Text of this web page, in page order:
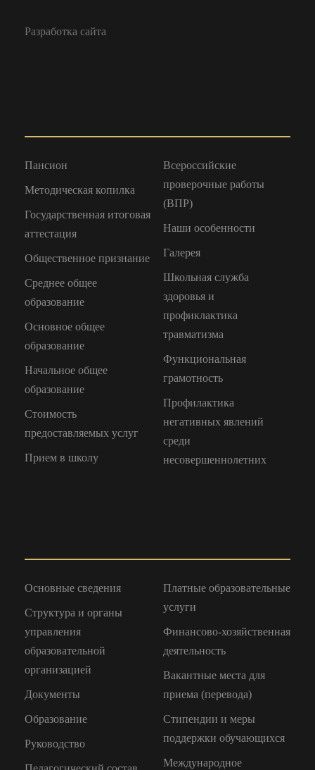
Разработка сайта
Пансион
Методическая копилка
Государственная итоговая
аттестация
Общественное признание
Среднее общее
образование
Основное общее
образование
Начальное общее
образование
Стоимость
предоставляемых услуг
Прием в школу
Всероссийские
проверочные работы
(ВПР)
Наши особенности
Галерея
Школьная служба
здоровья и
профиклактика
травматизма
Функциональная
грамотность
Профилактика
негативных явлений
среди
несовершеннолетних
Основные сведения
Структура и органы
управления
образовательной
организацией
Документы
Образование
Руководство
Платные образовательные
услуги
Финансово-хозяйственная
деятельность
Вакантные места для
приема (перевода)
Стипендии и меры
поддержки обучающихся
Международное